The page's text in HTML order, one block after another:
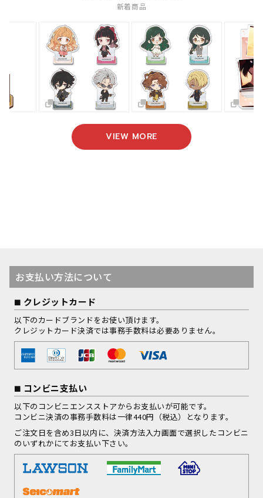
新着商品
VIEW MORE
お支払い方法について
クレジットカード
以下のカードブランドをお使い頂けます。
クレジットカード決済では事務手数料は必要ありません。
コンビニ支払い
以下のコンビニエンスストアからお支払いが可能です。
コンビニ決済の事務手数料は一律440円（税込）となります。
ご注文日を含め3日以内に、決済方法入力画面で選択したコンビニ
のいずれかにてお支払い下さい。